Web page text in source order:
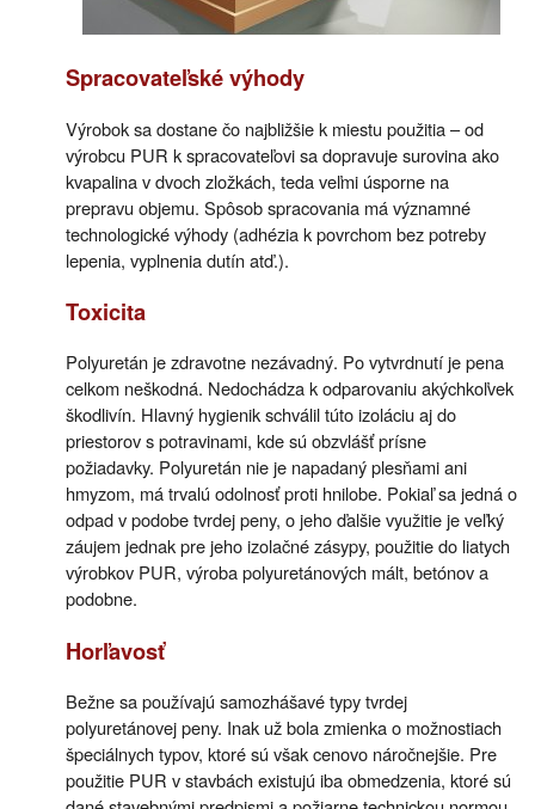
Spracovateľské výhody
Výrobok sa dostane čo najbližšie k miestu použitia – od
výrobcu PUR k spracovateľovi sa dopravuje surovina ako
kvapalina v dvoch zložkách, teda veľmi úsporne na
prepravu objemu. Spôsob spracovania má významné
technologické výhody (adhézia k povrchom bez potreby
lepenia, vyplnenia dutín atď.).
Toxicita
Polyuretán je zdravotne nezávadný. Po vytvrdnutí je pena
celkom neškodná. Nedochádza k odparovaniu akýchkoľvek
škodlivín. Hlavný hygienik schválil túto izoláciu aj do
priestorov s potravinami, kde sú obzvlášť prísne
požiadavky. Polyuretán nie je napadaný plesňami ani
hmyzom, má trvalú odolnosť proti hnilobe. Pokiaľ sa jedná o
odpad v podobe tvrdej peny, o jeho ďalšie využitie je veľký
záujem jednak pre jeho izolačné zásypy, použitie do liatych
výrobkov PUR, výroba polyuretánových mált, betónov a
podobne.
Horľavosť
Bežne sa používajú samozhášavé typy tvrdej
polyuretánovej peny. Inak už bola zmienka o možnostiach
špeciálnych typov, ktoré sú však cenovo náročnejšie. Pre
použitie PUR v stavbách existujú iba obmedzenia, ktoré sú